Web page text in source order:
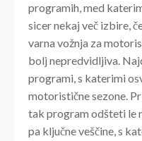
programih, med
sicer nekaj več izbire,
varna vožnja za
bolj nepredvidljiva.
programi, s katerimi
motoristične sezone.
tak program odšteti le
pa ključne veščine, s